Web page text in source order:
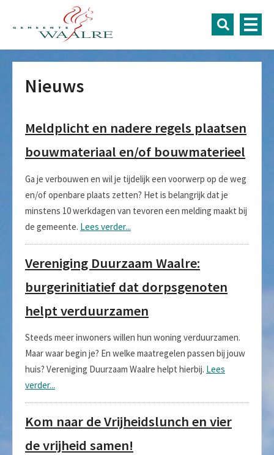
Nieuws
Meldplicht en nadere regels plaatsen
bouwmateriaal en/of bouwmaterieel
Ga je verbouwen en wil je tijdelijk een voorwerp op de weg
en/of openbare plaats zetten? Het is belangrijk dat je
minstens 10 werkdagen van tevoren een melding maakt bij
de gemeente. Lees verder...
Vereniging Duurzaam Waalre:
burgerinitiatief dat dorpsgenoten
helpt verduurzamen
Steeds meer inwoners willen hun woning verduurzamen.
Maar waar begin je? En welke maatregelen passen bij jouw
huis? Vereniging Duurzaam Waalre helpt hierbij. Lees
verder...
Kom naar de Vrijheidslunch en vier
de vrijheid samen!